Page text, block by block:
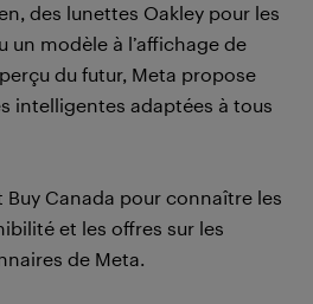
des lunettes Oakley pour les
un modèle à l’affichage de
du futur, Meta propose
intelligentes adaptées à tous
Canada pour connaître les
et les offres sur les
de Meta.